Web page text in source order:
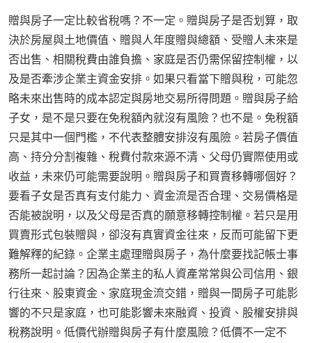
贈與房子一定比較省稅嗎？不一定。贈與房子是否划算，取
決於房屋與土地價值、贈與人年度贈與總額、受贈人未來是
否出售、相關稅費由誰負擔、家庭是否仍需保留控制權，以
及是否牽涉企業主資金安排。如果只看當下贈與稅，可能忽
略未來出售時的成本認定與房地交易所得問題。贈與房子給
子女，是不是只要在免稅額內就沒有風險？也不是。免稅額
只是其中一個門檻，不代表整體安排沒有風險。若房子價值
高、持分分割複雜、稅費付款來源不清、父母仍實際使用或
收益，未來仍可能需要說明。贈與房子和買賣移轉哪個好？
要看子女是否真有支付能力、資金流是否合理、交易價格是
否能被說明，以及父母是否真的願意移轉控制權。若只是用
買賣形式包裝贈與，卻沒有真實資金往來，反而可能留下更
難解釋的紀錄。企業主處理贈與房子，為什麼要找記帳士事
務所一起討論？因為企業主的私人資產常常與公司信用、銀
行往來、股東資金、家庭現金流交錯，贈與一間房子可能影
響的不只是家庭，也可能影響未來融資、投資、股權安排與
稅務說明。低價代辦贈與房子有什麼風險？低價不一定不